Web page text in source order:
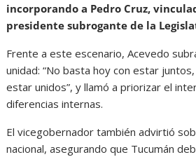
incorporando a Pedro Cruz,
presidente subrogante de la
Frente a este escenario, Acevedo
unidad: “No basta hoy con estar
estar unidos”, y llamó a priorizar el
diferencias internas.
El vicegobernador también advirtió
nacional, asegurando que Tucumán